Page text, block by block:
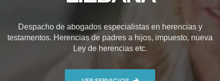
Despacho de abogados especialistas en herencias y
testamentos. Herencias de padres a hijos, impuesto, nueva
Ley de herencias etc.